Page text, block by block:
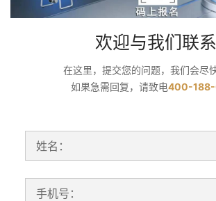
欢迎与我们联系
在这里，提交您的问题，我们会尽
如果急需回复，请致电400-
姓名：
手机号：